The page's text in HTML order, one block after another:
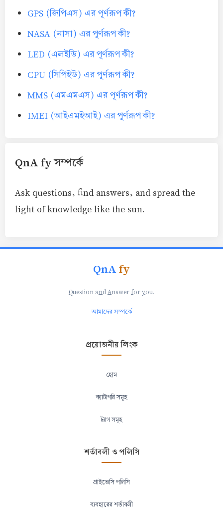
GPS (জিপিএস) এর পূর্ণরূপ কী?
NASA (নাসা) এর পূর্ণরূপ কী?
LED (এলইডি) এর পূর্ণরূপ কী?
CPU (সিপিইউ) এর পূর্ণরূপ কী?
MMS (এমএমএস) এর পূর্ণরূপ কী?
IMEI (আইএমইআই) এর পূর্ণরূপ কী?
QnA fy সম্পর্কে
Ask questions, find answers, and spread the
light of knowledge like the sun.
QnAfy
Question andAnswer foryou.
আমাদের সম্পর্কে
প্রয়োজনীয় লিংক
হোম
ক্যাটাগরি সমূহ
ট্যাগ সমূহ
শর্তাবলী ও পলিসি
প্রাইভেসি পলিসি
ব্যবহারের শর্তাবলী